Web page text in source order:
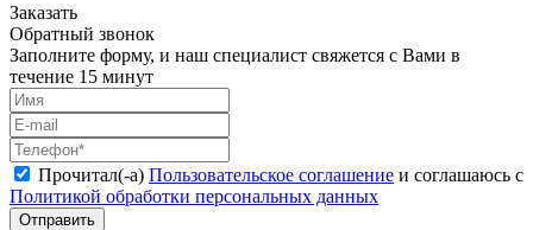
Заказать
Обратный звонок
Заполните форму, и наш специалист свяжется с Вами в
течение 15 минут
Прочитал(-а) Пользовательское соглашение и соглашаюсь с
Политикой обработки персональных данных
Отправить